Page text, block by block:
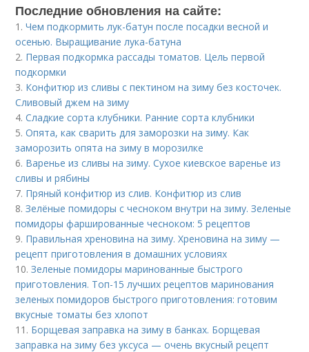
Последние обновления на сайте:
1.Чем подкормить лук-батун после посадки весной и
осенью. Выращивание лука-батуна
2. Первая подкормка рассады томатов. Цель первой
подкормки
3. Конфитюр из сливы с пектином на зиму без косточек.
Сливовый джем на зиму
4.Сладкие сорта клубники. Ранние сорта клубники
5.Опята, как сварить для заморозки на зиму. Как
заморозить опята на зиму в морозилке
6. Варенье из сливы на зиму. Сухое киевское варенье из
сливы и рябины
7. Пряный конфитюр из слив. Конфитюр из слив
8.Зелёные помидоры с чесноком внутри на зиму. Зеленые
помидоры фаршированные чесноком: 5 рецептов
9. Правильная хреновина на зиму. Хреновина на зиму —
рецепт приготовления в домашних условиях
10.Зеленые помидоры маринованные быстрого
приготовления. Топ-15 лучших рецептов маринования
зеленых помидоров быстрого приготовления: готовим
вкусные томаты без хлопот
11. Борщевая заправка на зиму в банках. Борщевая
заправка на зиму без уксуса — очень вкусный рецепт